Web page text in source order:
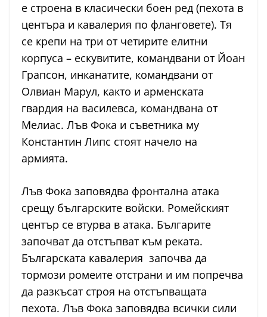
е строена в класически боен ред (пехота в
центъра и кавалерия по фланговете). Тя
се крепи на три от четирите елитни
корпуса – ескувитите, командвани от Йоан
Грапсон, инканатите, командвани от
Олвиан Марул, както и арменската
гвардия на василевса, командвана от
Мелиас. Лъв Фока и съветника му
Константин Липс стоят начело на
армията.
Лъв Фока заповядва фронтална атака
срещу българските войски. Ромейският
център се втурва в атака. Българите
започват да отстъпват към реката.
Българската кавалерия започва да
тормози ромеите отстрани и им попречва
да разкъсат строя на отстъпващата
пехота. Лъв Фока заповядва всички сили